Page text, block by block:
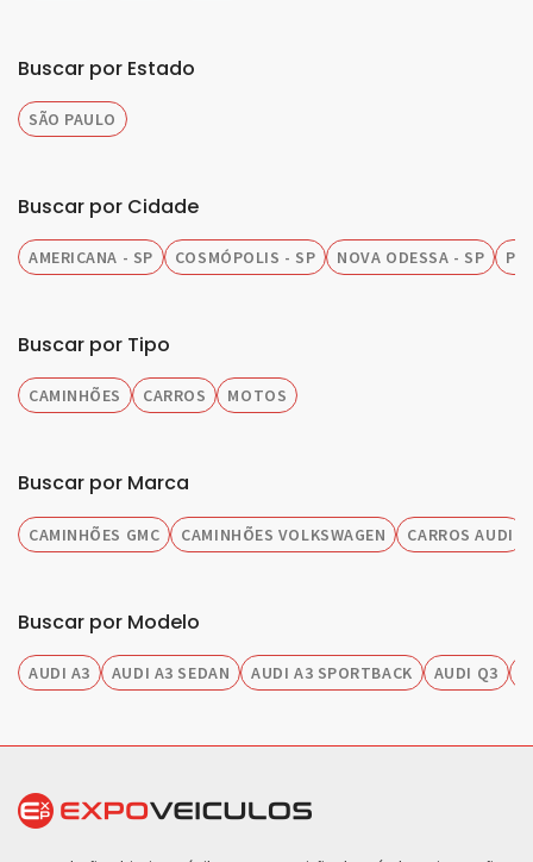
Buscar por Estado
SÃO PAULO
Buscar por Cidade
AMERICANA - SP COSMÓPOLIS - SP NOVA ODESSA - SP
Buscar por Tipo
CAMINHÕES CARROS MOTOS
Buscar por Marca
CAMINHÕES GMC CAMINHÕES VOLKSWAGEN CARROS AUDI
Buscar por Modelo
AUDI A3 AUDI A3 SEDAN AUDI A3 SPORTBACK AUDI Q3